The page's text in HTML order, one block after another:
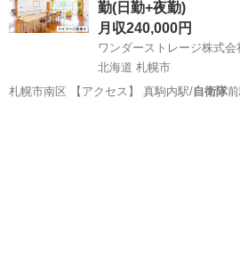
勤(日勤+夜勤)
月収240,000円
ワンダーストレージ株式
北海道 札幌市
札幌市南区 【アクセス】 真駒内駅/自衛隊前駅